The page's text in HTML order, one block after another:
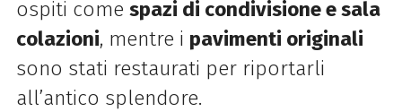
ospiti come spazi di condivisione e sala
colazioni, mentre i pavimenti originali
sono stati restaurati per riportarli
all’antico splendore.